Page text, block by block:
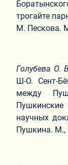
трогайте
М. Пескова.
Голубева О.
Ш-О. Сент-
между
Пушкинские
научных
Пушкина. М.,